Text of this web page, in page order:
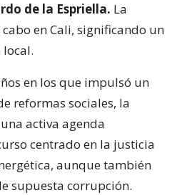
de la Espriella. La
en Cali, significando un
en los que impulsó un
reformas sociales, la
activa agenda
centrado en la justicia
aunque también
supuesta corrupción.